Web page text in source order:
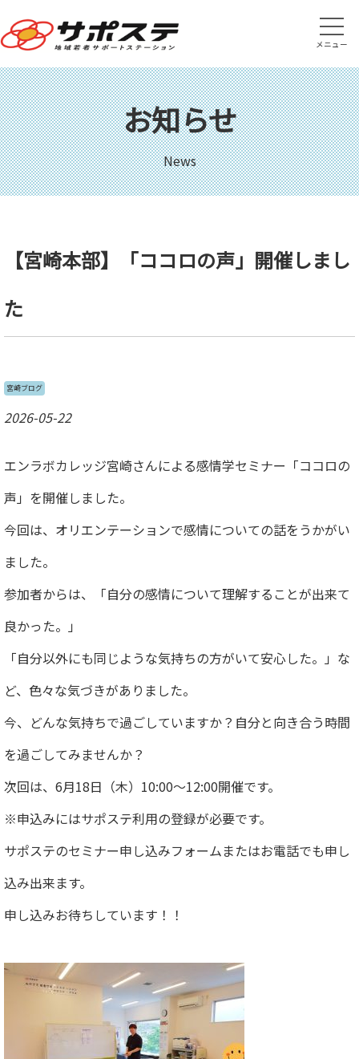
メニュー
お知らせ
News
【宮崎本部】「ココロの声」開催しまし
た
宮崎ブログ
2026-05-22
エンラボカレッジ宮崎さんによる感情学セミナー「ココロの
声」を開催しました。
今回は、オリエンテーションで感情についての話をうかがい
ました。
参加者からは、「自分の感情について理解することが出来て
良かった。」
「自分以外にも同じような気持ちの方がいて安心した。」な
ど、色々な気づきがありました。
今、どんな気持ちで過ごしていますか？自分と向き合う時間
を過ごしてみませんか？
次回は、6月18日（木）10:00～12:00開催です。
※申込みにはサポステ利用の登録が必要です。
サポステのセミナー申し込みフォームまたはお電話でも申し
込み出来ます。
申し込みお待ちしています！！